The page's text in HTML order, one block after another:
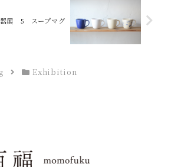
器展 5 スープマグ
Exhibition